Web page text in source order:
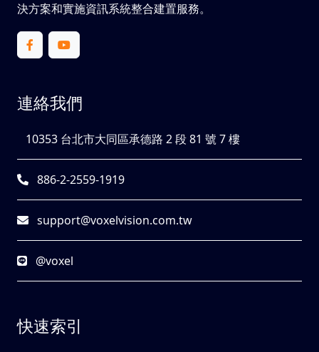
決方案和實施資訊系統整合建置服務。
連絡我們
10353 台北市大同區承德路 2 段 81 號 7 樓
886-2-2559-1919
support@voxelvision.com.tw
@voxel
快速索引